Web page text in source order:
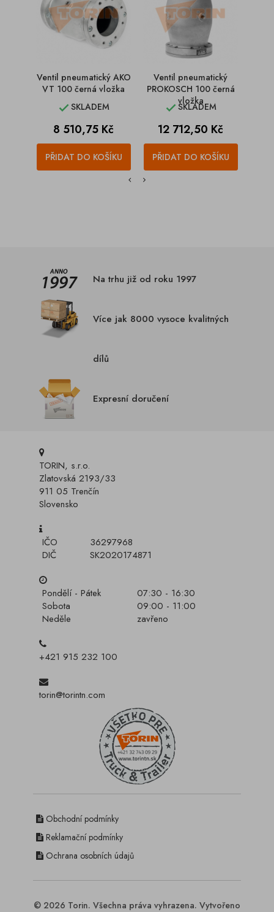
Ventil pneumatický AKO
VT 100 černá vložka
SKLADEM
Cena
8 510,75 Kč
PŘIDAT DO KOŠÍKU
Ventil pneumatický
PROKOSCH 100 černá
vložka
SKLADEM
Cena
12 712,50 Kč
PŘIDAT DO KOŠÍKU
Na trhu již od roku 1997
Více jak 8000 vysoce kvalitných
dílů
Expresní doručení
TORIN, s.r.o.
Zlatovská 2193/33
911 05 Trenčín
Slovensko
IČO
36297968
DIČ
SK2020174871
Pondělí - Pátek
07:30 - 16:30
Sobota
09:00 - 11:00
Neděle
zavřeno
+421 915 232 100
torin@torintn.com
Obchodní podmínky
Reklamační podmínky
Ochrana osobních údajů
© 2026 Torin. Všechna práva vyhrazena. Vytvořeno